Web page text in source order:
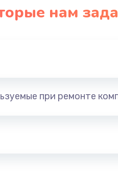
нам
при ремонте